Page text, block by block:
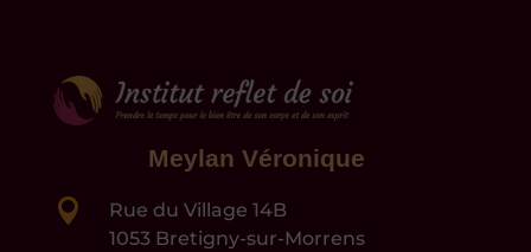
Meylan Véronique

Rue du Village 14B
1053 Bretigny-sur-Morrens